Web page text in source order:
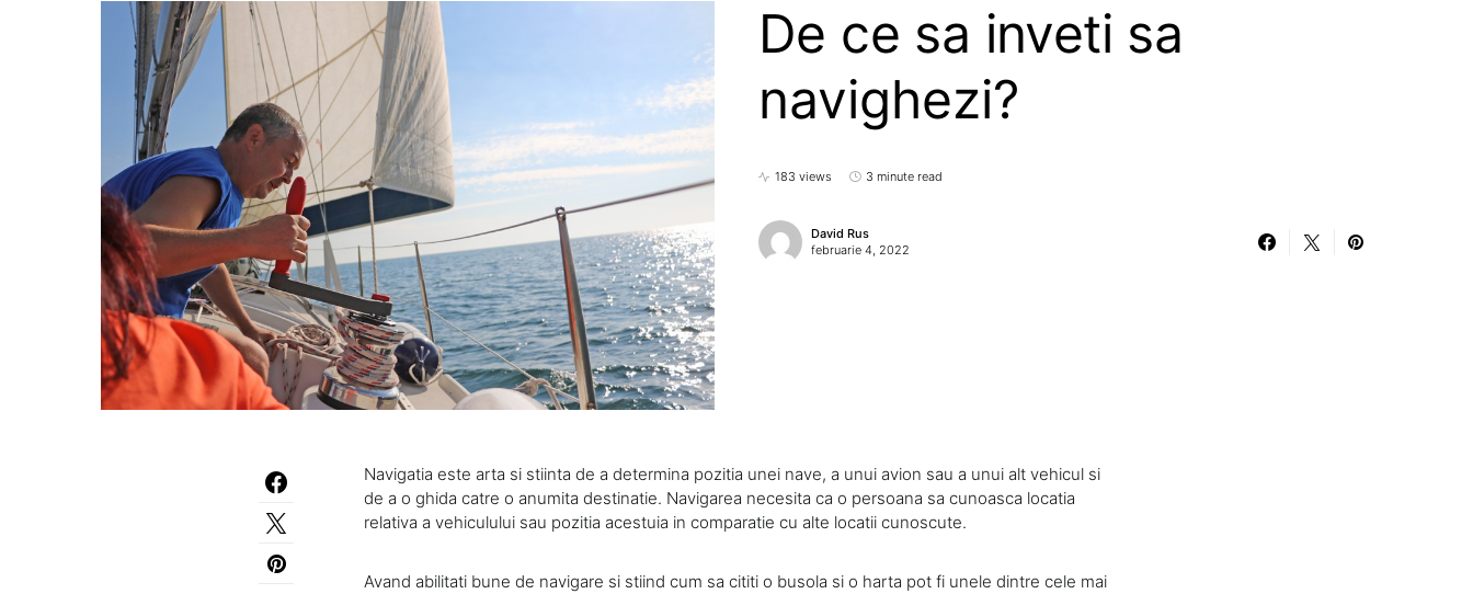
De ce sa inveti sa
navighezi?
183 views 3 minute read
David Rus
februarie 4, 2022
Navigatia este arta si stiinta de a determina pozitia unei nave, a unui avion sau a unui alt vehicul si
de a o ghida catre o anumita destinatie. Navigarea necesita ca o persoana sa cunoasca locatia
relativa a vehiculului sau pozitia acestuia in comparatie cu alte locatii cunoscute.
Avand abilitati bune de navigare si stiind cum sa cititi o busola si o harta pot fi unele dintre cele mai